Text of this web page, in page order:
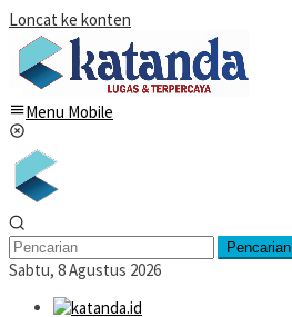
Loncat ke konten
Menu Mobile
Pencarian
Sabtu, 8 Agustus 2026